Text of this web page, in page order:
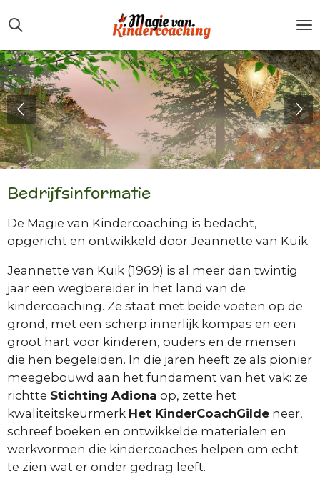
Ga
direct
naar
de
hoofdinhoud
Bedrijfsinformatie
De Magie van Kindercoaching is bedacht,
opgericht en ontwikkeld door Jeannette van Kuik.
Jeannette van Kuik (1969) is al meer dan twintig
jaar een wegbereider in het land van de
kindercoaching. Ze staat met beide voeten op de
grond, met een scherp innerlijk kompas en een
groot hart voor kinderen, ouders en de mensen
die hen begeleiden. In die jaren heeft ze als pionier
meegebouwd aan het fundament van het vak: ze
richtte Stichting Adiona op, zette het
kwaliteitskeurmerk Het KinderCoachGilde neer,
schreef boeken en ontwikkelde materialen en
werkvormen die kindercoaches helpen om echt
te zien wat er onder gedrag leeft.